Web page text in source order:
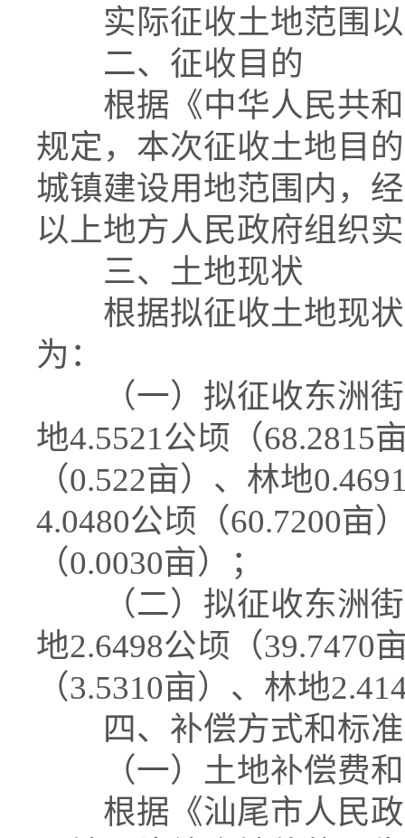
实际征收土地范围以
二、征收目的
根据《中华人民共和
规定，本次征收土地目
城镇建设用地范围内，
以上地方人民政府组织
三、土地现状
根据拟征收土地现状
为：
（一）拟征收东洲街
地4.5521公顷（68.2815
（0.522亩）、林地
4.0480公顷（60.7200亩
（0.0030亩）；
（二）拟征收东洲街
地2.6498公顷（39.7470
（3.5310亩）、林地
四、补偿方式和标准
（一）土地补偿费和
根据《汕尾市人民政